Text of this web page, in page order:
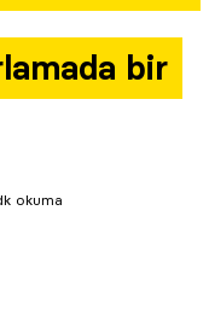
bir
okuma